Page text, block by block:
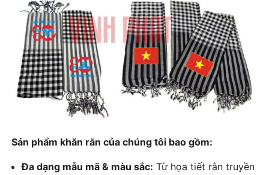
Sản phẩm khăn rằn của chúng tôi bao gồm:
Đa dạng mẫu mã & màu sắc: Từ họa tiết rằn truyền